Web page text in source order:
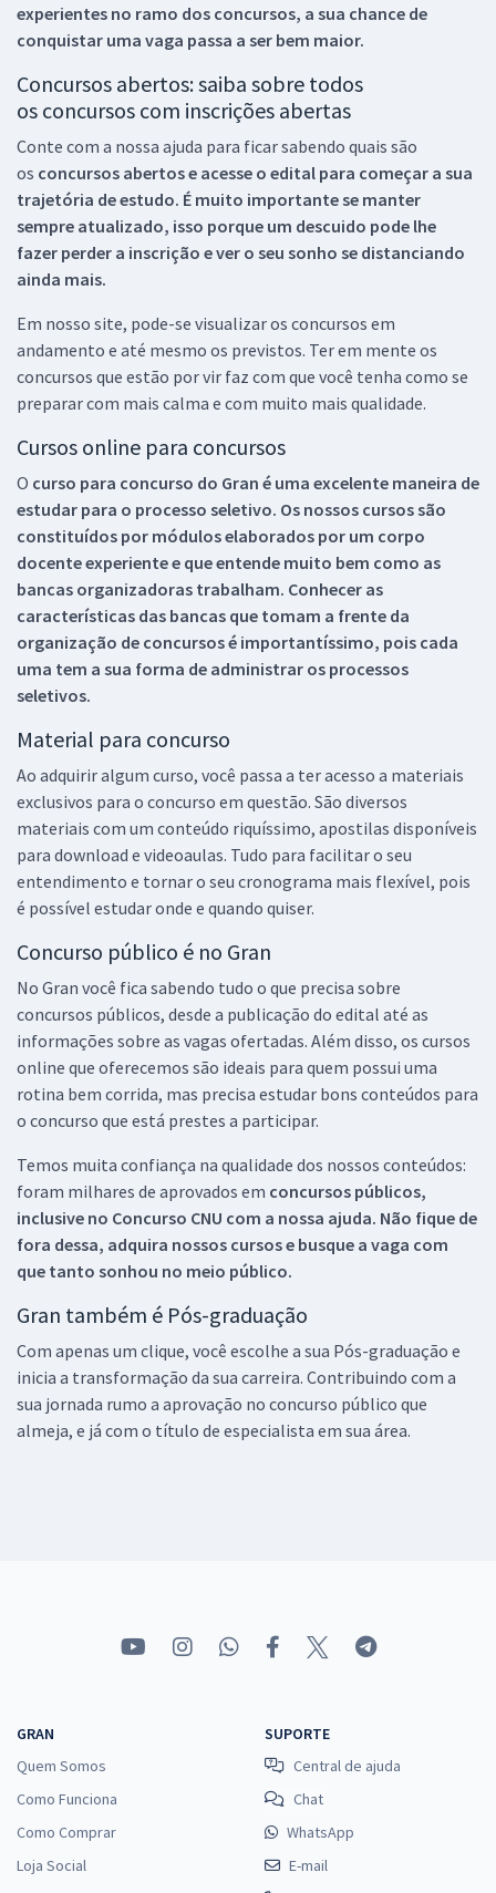
experientes no ramo dos concursos, a sua chance de
conquistar uma vaga passa a ser bem maior.
Concursos abertos: saiba sobre todos
os concursos com inscrições abertas
Conte com a nossa ajuda para ficar sabendo quais são
os concursos abertos e acesse o edital para começar a sua
trajetória de estudo. É muito importante se manter
sempre atualizado, isso porque um descuido pode lhe
fazer perder a inscrição e ver o seu sonho se distanciando
ainda mais.
Em nosso site, pode-se visualizar os concursos em
andamento e até mesmo os previstos. Ter em mente os
concursos que estão por vir faz com que você tenha como se
preparar com mais calma e com muito mais qualidade.
Cursos online para concursos
O curso para concurso do Gran é uma excelente maneira de
estudar para o processo seletivo. Os nossos cursos são
constituídos por módulos elaborados por um corpo
docente experiente e que entende muito bem como as
bancas organizadoras trabalham. Conhecer as
características das bancas que tomam a frente da
organização de concursos é importantíssimo, pois cada
uma tem a sua forma de administrar os processos
seletivos.
Material para concurso
Ao adquirir algum curso, você passa a ter acesso a materiais
exclusivos para o concurso em questão. São diversos
materiais com um conteúdo riquíssimo, apostilas disponíveis
para download e videoaulas. Tudo para facilitar o seu
entendimento e tornar o seu cronograma mais flexível, pois
é possível estudar onde e quando quiser.
Concurso público é no Gran
No Gran você fica sabendo tudo o que precisa sobre
concursos públicos, desde a publicação do edital até as
informações sobre as vagas ofertadas. Além disso, os cursos
online que oferecemos são ideais para quem possui uma
rotina bem corrida, mas precisa estudar bons conteúdos para
o concurso que está prestes a participar.
Temos muita confiança na qualidade dos nossos conteúdos:
foram milhares de aprovados em concursos públicos,
inclusive no Concurso CNU com a nossa ajuda. Não fique de
fora dessa, adquira nossos cursos e busque a vaga com
que tanto sonhou no meio público.
Gran também é Pós-graduação
Com apenas um clique, você escolhe a sua Pós-graduação e
inicia a transformação da sua carreira. Contribuindo com a
sua jornada rumo a aprovação no concurso público que
almeja, e já com o título de especialista em sua área.
GRAN
Quem Somos
Como Funciona
Como Comprar
Loja Social
SUPORTE
Central de ajuda
Chat
WhatsApp
E-mail